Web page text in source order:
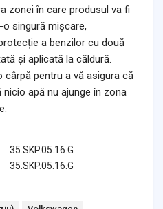
zonei în care produsul va fi
singură mișcare,
a benzilor cu două
și aplicată la căldură.
cârpă pentru a vă asigura că
apă nu ajunge în zona
35.SKP.05.16.G
35.SKP.05.16.G